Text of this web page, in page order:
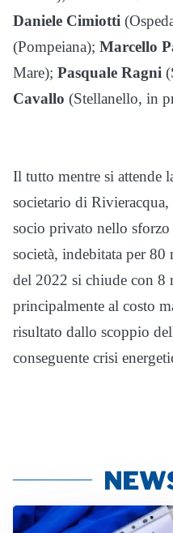
Daniele Cimiotti
(Pompeiana); Marcello
Mare); Pasquale Ragni
Cavallo (Stellanello, in
Il tutto mentre si attende
societario di
socio privato nello
società, indebitata per
del 2022 si chiude con
principalmente al costo
risultato dallo scoppio
conseguente crisi